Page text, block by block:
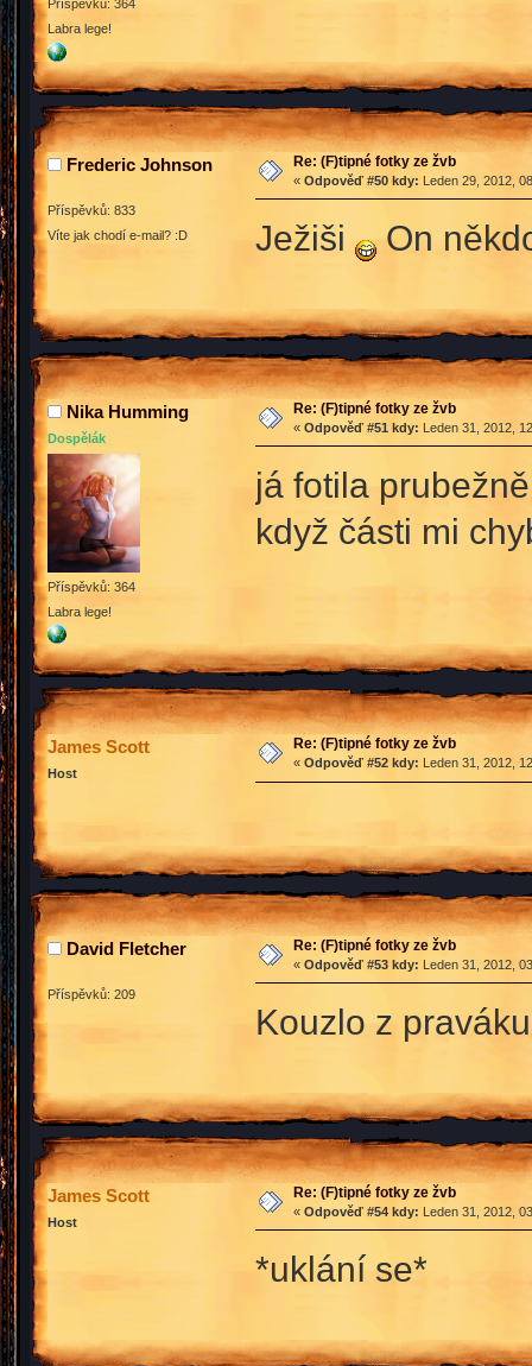
Příspěvků: 364
Labra lege!
Frederic Johnson
Příspěvků: 833
Víte jak chodí e-mail? :D
Re: (F)tipné fotky ze žvb
« Odpověď #50 kdy: Leden 29, 2012,
Ježiši On
Nika Humming
Dospělák
Příspěvků: 364
Labra lege!
Re: (F)tipné fotky ze žvb
« Odpověď #51 kdy: Leden 31, 2012,
já fotila
když části mi
James Scott
Host
Re: (F)tipné fotky ze žvb
« Odpověď #52 kdy: Leden 31, 2012,
David Fletcher
Příspěvků: 209
Re: (F)tipné fotky ze žvb
« Odpověď #53 kdy: Leden 31, 2012,
Kouzlo z
James Scott
Host
Re: (F)tipné fotky ze žvb
« Odpověď #54 kdy: Leden 31, 2012,
*uklání se*